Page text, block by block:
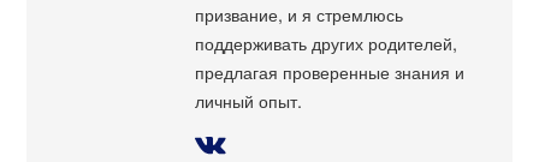
призвание, и я стремлюсь
поддерживать других родителей,
предлагая проверенные знания и
личный опыт.